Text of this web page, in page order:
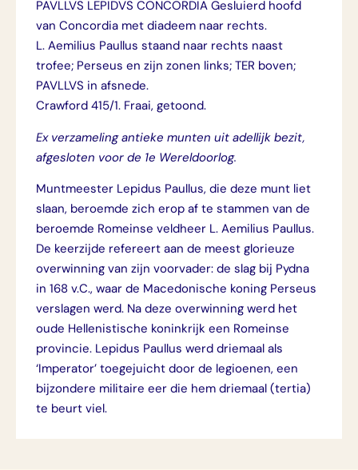
PAVLLVS LEPIDVS CONCORDIA Gesluierd hoofd
van Concordia met diadeem naar rechts.
L. Aemilius Paullus staand naar rechts naast
trofee; Perseus en zijn zonen links; TER boven;
PAVLLVS in afsnede.
Crawford 415/1. Fraai, getoond.
Ex verzameling antieke munten uit adellijk bezit,
afgesloten voor de 1e Wereldoorlog.
Muntmeester Lepidus Paullus, die deze munt liet
slaan, beroemde zich erop af te stammen van de
beroemde Romeinse veldheer L. Aemilius Paullus.
De keerzijde refereert aan de meest glorieuze
overwinning van zijn voorvader: de slag bij Pydna
in 168 v.C., waar de Macedonische koning Perseus
verslagen werd. Na deze overwinning werd het
oude Hellenistische koninkrijk een Romeinse
provincie. Lepidus Paullus werd driemaal als
‘Imperator’ toegejuicht door de legioenen, een
bijzondere militaire eer die hem driemaal (tertia)
te beurt viel.